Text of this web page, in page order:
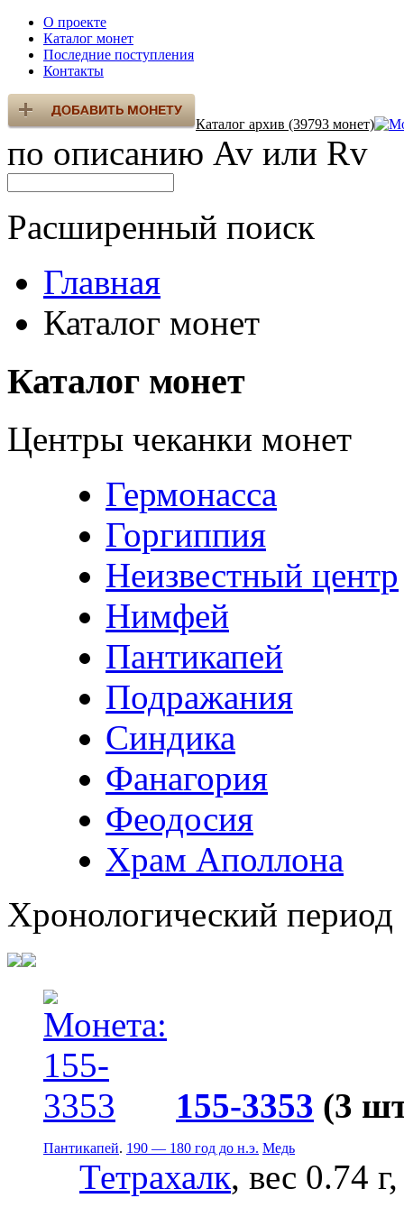
О проекте
Каталог монет
Последние поступления
Контакты
Каталог архив (39793 монет)
по описанию Av или Rv
Расширенный поиск
Главная
Каталог монет
Каталог монет
Центры чеканки монет
Гермонасса
Горгиппия
Неизвестный центр
Нимфей
Пантикапей
Подражания
Синдика
Фанагория
Феодосия
Храм Аполлона
Хронологический период
155-3353 (3
Пантикапей. 190 — 180 год до н.э. Медь
Тетрахалк, вес 0.74